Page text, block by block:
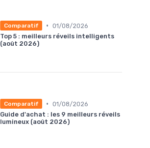
Comparatif • 01/08/2026
Top 5 : meilleurs réveils intelligents
(août 2026)
Comparatif • 01/08/2026
Guide d'achat : les 9 meilleurs réveils
lumineux (août 2026)